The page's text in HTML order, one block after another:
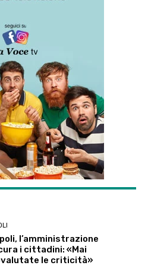
l’amministrazione
i cittadini: «Mai
le criticità»